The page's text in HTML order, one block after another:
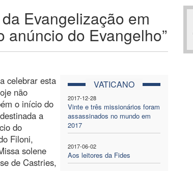
Evangelização em
anúncio do Evangelho”
VATICANO
2017-12-28
Vinte e três missionários foram
assassinados no mundo em
2017
2017-06-02
Aos leitores da Fides
celebrar esta
não
o início do
a
do
Filoni,
solene
de Castries,